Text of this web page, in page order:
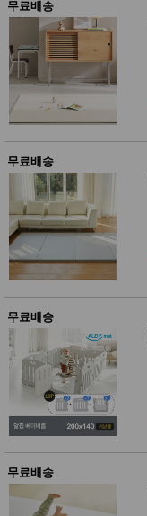
용/식기
용품
성장발
달교육
용품
패
션
어른내
의
유/아동
가방/지
갑/케이
스
패션/잡
화
생
활
세탁세
제
일상 돋
보기
품
생활/욕
실/청소
용품
WALL
DECO
Supplies
문 공연/행
무료배송
무료배송
무료배송
무료배송